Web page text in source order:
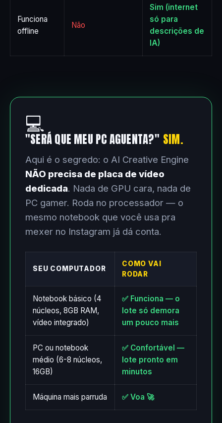
Funciona
offline
Não
Sim (internet
só para
descrições de
IA)
💻
"SERÁ QUE MEU PC AGUENTA?" SIM.
Aqui é o segredo: o AI Creative Engine
NÃO precisa de placa de vídeo
dedicada. Nada de GPU cara, nada de
PC gamer. Roda no processador — o
mesmo notebook que você usa pra
mexer no Instagram já dá conta.
SEU COMPUTADOR
COMO VAI
RODAR
Notebook básico (4
núcleos, 8GB RAM,
vídeo integrado)
✅ Funciona — o
lote só demora
um pouco mais
PC ou notebook
médio (6-8 núcleos,
16GB)
✅ Confortável —
lote pronto em
minutos
Máquina mais parruda ✅ Voa 🚀